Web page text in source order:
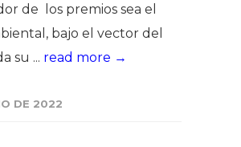
de los premios sea el
bajo el vector del
su ... read more →
DE 2022